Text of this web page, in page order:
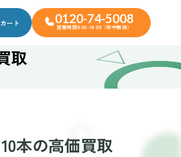
ート 0120-74-5008
営業時間9:00-18:00（年中無休）
取
本の高価買取